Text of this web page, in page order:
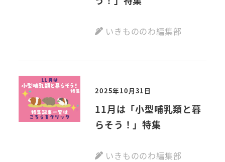
いきもののわ編集部
2025年10月31日
11月は「小型哺乳類と暮
らそう！」特集
いきもののわ編集部